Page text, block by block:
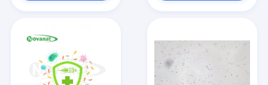
उत्पादों
वीडियो